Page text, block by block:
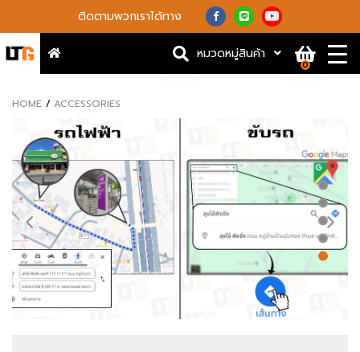
ติดตามพวกเราได้ทาง
หมวดหมู่สินค้า
0
HOME ACCESSORIES